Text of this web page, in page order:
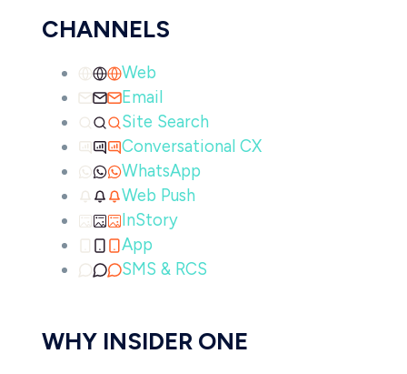
CHANNELS
Web
Email
Site Search
Conversational CX
WhatsApp
Web Push
InStory
App
SMS & RCS
WHY INSIDER ONE